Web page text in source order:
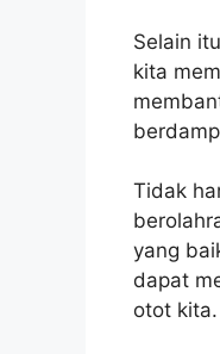
Selain
kita
Tidak
yang
dapat
otot kita.